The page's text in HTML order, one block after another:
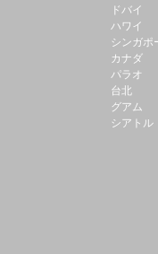
ドバイ
ハワイ
シンガポ
カナダ
パラオ
台北
グアム
シアトル